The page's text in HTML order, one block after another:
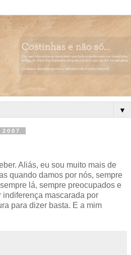
▼
Aliás, eu sou muito mais de
quando damos por nós, sempre
lá, sempre preocupados e
indiferença mascarada por
para dizer basta. E a mim